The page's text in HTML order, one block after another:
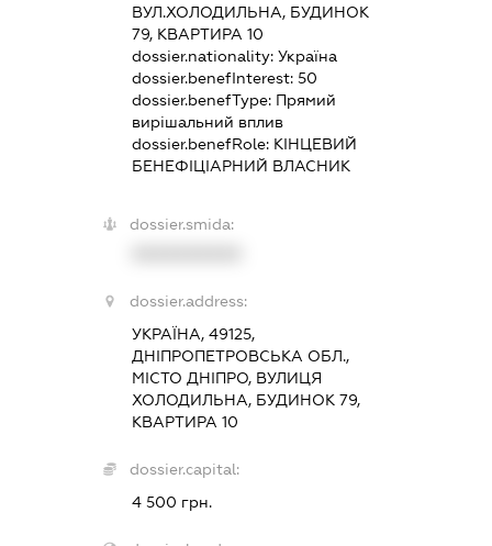
ВУЛ.ХОЛОДИЛЬНА, БУДИНОК
79, КВАРТИРА 10
dossier.nationality: Україна
dossier.benefInterest: 50
dossier.benefType: Прямий
вирішальний вплив
dossier.benefRole: КІНЦЕВИЙ
БЕНЕФІЦІАРНИЙ ВЛАСНИК
dossier.smida:
dossier.address:
УКРАЇНА, 49125,
ДНІПРОПЕТРОВСЬКА ОБЛ.,
МІСТО ДНІПРО, ВУЛИЦЯ
ХОЛОДИЛЬНА, БУДИНОК 79,
КВАРТИРА 10
dossier.capital:
4 500 грн.